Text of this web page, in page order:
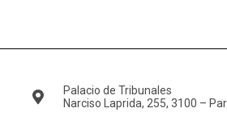
Palacio de Tribunales
Narciso Laprida, 255, 3100 –